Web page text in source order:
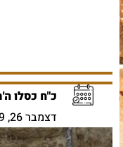
כ"ח כסלו
דצמבר 26, 2019